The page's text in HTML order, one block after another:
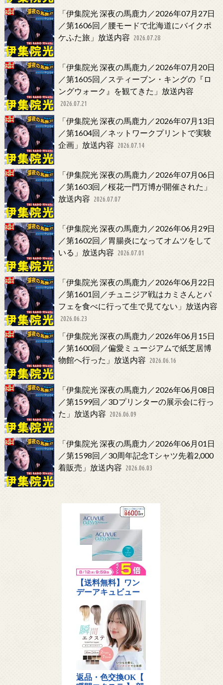
「伊集院光 深夜の馬鹿力／2026年07月27日
／第1606回／腰モードで北海道にバイクポ
ケふた旅」放送内容 2026.07.28
「伊集院光 深夜の馬鹿力／2026年07月20日
／第1605回／スティーブン・キングの『ロ
ングウォーク』を観てきた」放送内容
2026.07.21
「伊集院光 深夜の馬鹿力／2026年07月13日
／第1604回／ネットワークプリントで実験
企画」放送内容 2026.07.14
「伊集院光 深夜の馬鹿力／2026年07月06日
／第1603回／桜花一門万博が開催された」
放送内容 2026.07.07
「伊集院光 深夜の馬鹿力／2026年06月29日
／第1602回／胃腸炎になってオムツをして
いる」放送内容 2026.07.01
「伊集院光 深夜の馬鹿力／2026年06月22日
／第1601回／チュニジア戦はカミさんとパ
フェを食べに行って生で見てない」放送内容
2026.06.23
「伊集院光 深夜の馬鹿力／2026年06月15日
／第1600回／偏愛ミュージアムで紙芝居博
物館へ行った」放送内容 2026.06.16
「伊集院光 深夜の馬鹿力／2026年06月08日
／第1599回／3Dプリンターの展示会に行っ
た」放送内容 2026.06.09
「伊集院光 深夜の馬鹿力／2026年06月01日
／第1598回／30周年記念Tシャツ先着2,000
着販売」放送内容 2026.06.03